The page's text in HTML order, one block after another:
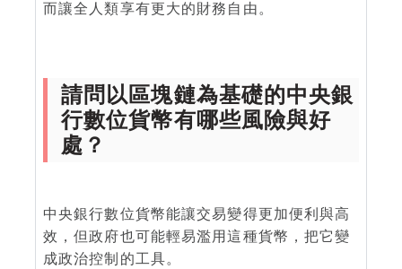
而讓全人類享有更大的財務自由。
請問以區塊鏈為基礎的中央銀
行數位貨幣有哪些風險與好
處？
中央銀行數位貨幣能讓交易變得更加便利與高
效，但政府也可能輕易濫用這種貨幣，把它變
成政治控制的工具。